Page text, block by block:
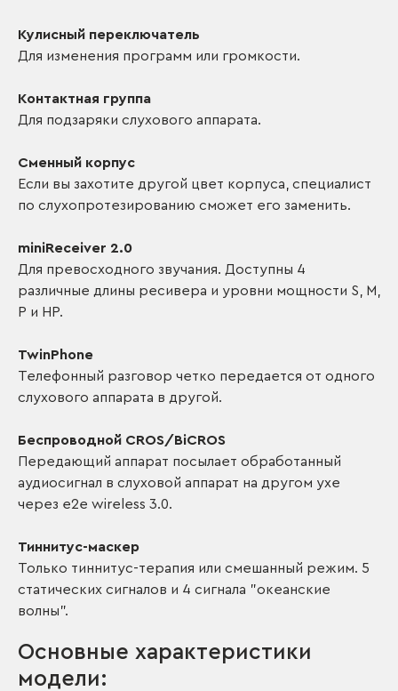
Кулисный переключатель
Для изменения программ или громкости.
Контактная группа
Для подзаряки слухового аппарата.
Сменный корпус
Если вы захотите другой цвет корпуса, специалист
по слухопротезированию сможет его заменить.
miniReceiver 2.0
Для превосходного звучания. Доступны 4
различные длины ресивера и уровни мощности S, M,
P и HP.
TwinPhone
Телефонный разговор четко передается от одного
слухового аппарата в другой.
Беспроводной CROS/BiCROS
Передающий аппарат посылает обработанный
аудиосигнал в слуховой аппарат на другом ухе
через e2e wireless 3.0.
Тиннитус-маскер
Только тиннитус-терапия или смешанный режим. 5
статических сигналов и 4 сигнала "океанские
волны".
Основные характеристики
модели: